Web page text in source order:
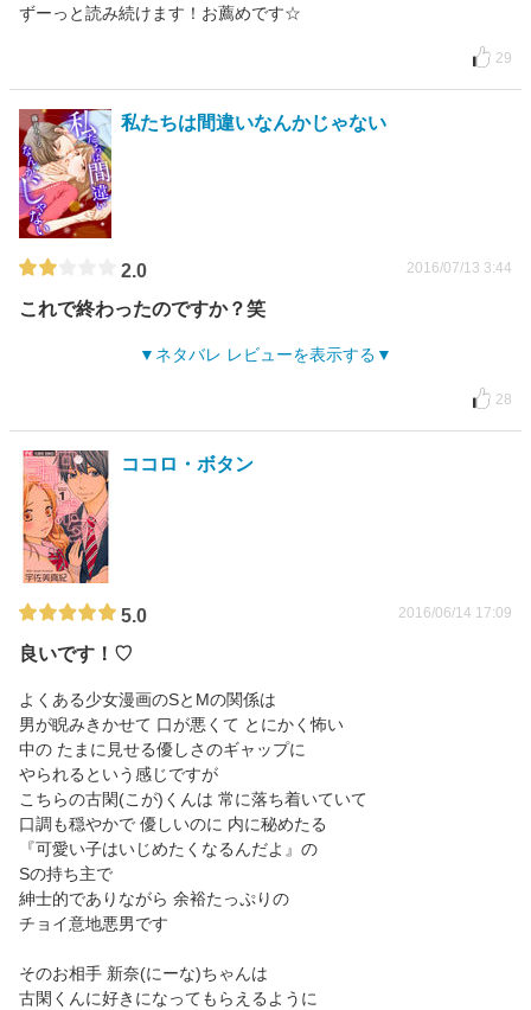
ずーっと読み続けます！お薦めです☆
29
私たちは間違いなんかじゃない
2.0 2016/07/13 3:44
これで終わったのですか？笑
ネタバレ レビューを表示する
28
ココロ・ボタン
5.0 2016/06/14 17:09
良いです！♡
よくある少女漫画のSとMの関係は
男が睨みきかせて 口が悪くて とにかく怖い
中の たまに見せる優しさのギャップに
やられるという感じですが
こちらの古閑(こが)くんは 常に落ち着いていて
口調も穏やかで 優しいのに 内に秘めたる
『可愛い子はいじめたくなるんだよ』の
Sの持ち主で
紳士的でありながら 余裕たっぷりの
チョイ意地悪男です
そのお相手 新奈(にーな)ちゃんは
古閑くんに好きになってもらえるように